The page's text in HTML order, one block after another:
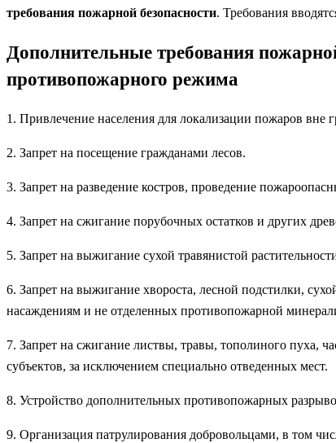
требования пожарной безопасности. Требования
Дополнительные требования
противопожарного режима
1. Привлечение населения для локализации пожаров вне
2. Запрет на посещение гражданами лесов.
3. Запрет на разведение костров, проведение
4. Запрет на сжигание порубочных остатков и других
5. Запрет на выжигание сухой травянистой
6. Запрет на выжигание хвороста, лесной подстилки,
насаждениям и не отделенных противопожарной
7. Запрет на сжигание листвы, травы, тополиного пуха,
субъектов, за исключением специально отведенных мест.
8. Устройство дополнительных противопожарных
9. Организация патрулирования добровольцами, в том